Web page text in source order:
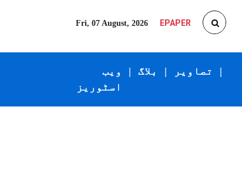
Fri, 07 August, 2026 EPAPER
ویب
اسٹوریز
| بلاگ | تصاویر |